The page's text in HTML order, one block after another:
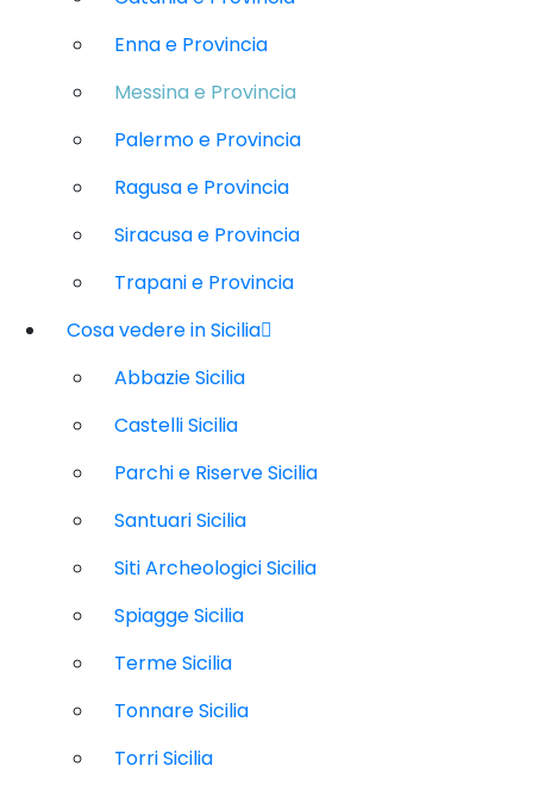
Enna e Provincia
Messina e Provincia
Palermo e Provincia
Ragusa e Provincia
Siracusa e Provincia
Trapani e Provincia
Cosa vedere in Sicilia
Abbazie Sicilia
Castelli Sicilia
Parchi e Riserve Sicilia
Santuari Sicilia
Siti Archeologici Sicilia
Spiagge Sicilia
Terme Sicilia
Tonnare Sicilia
Torri Sicilia